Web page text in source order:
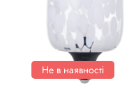
Не в наявності